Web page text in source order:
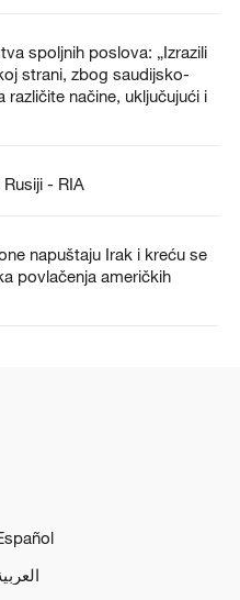
spoljnih poslova: „Izrazili
strani, zbog saudijsko-
načine, uključujući i
- RIA
napuštaju Irak i kreću se
povlačenja američkih